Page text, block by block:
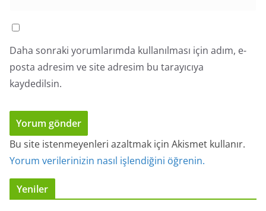
Daha sonraki yorumlarımda kullanılması için adım, e-
posta adresim ve site adresim bu tarayıcıya
kaydedilsin.
Bu site istenmeyenleri azaltmak için Akismet kullanır.
Yorum verilerinizin nasıl işlendiğini öğrenin.
Yeniler